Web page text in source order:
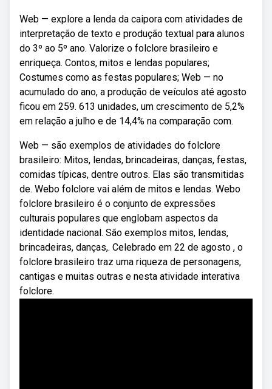
Web — explore a lenda da caipora com atividades de
interpretação de texto e produção textual para alunos
do 3º ao 5º ano. Valorize o folclore brasileiro e
enriqueça. Contos, mitos e lendas populares;
Costumes como as festas populares; Web — no
acumulado do ano, a produção de veículos até agosto
ficou em 259. 613 unidades, um crescimento de 5,2%
em relação a julho e de 14,4% na comparação com.
Web — são exemplos de atividades do folclore
brasileiro: Mitos, lendas, brincadeiras, danças, festas,
comidas típicas, dentre outros. Elas são transmitidas
de. Webo folclore vai além de mitos e lendas. Webo
folclore brasileiro é o conjunto de expressões
culturais populares que englobam aspectos da
identidade nacional. São exemplos mitos, lendas,
brincadeiras, danças,. Celebrado em 22 de agosto , o
folclore brasileiro traz uma riqueza de personagens,
cantigas e muitas outras e nesta atividade interativa
folclore.